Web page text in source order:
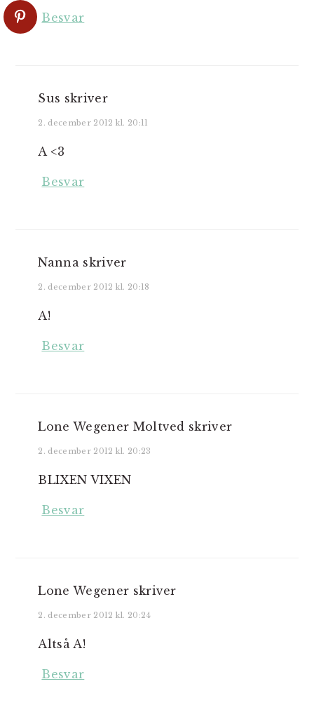
Besvar
Sus skriver
2. december 2012 kl. 20:11
A <3
Besvar
Nanna skriver
2. december 2012 kl. 20:18
A!
Besvar
Lone Wegener Moltved skriver
2. december 2012 kl. 20:23
BLIXEN VIXEN
Besvar
Lone Wegener skriver
2. december 2012 kl. 20:24
Altså A!
Besvar